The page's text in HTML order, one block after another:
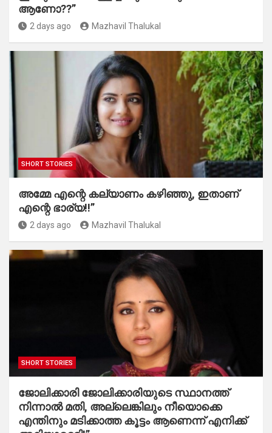
ആണോ??”
2 days ago Mazhavil Thalukal
SHORT STORIES
അമ്മേ എന്റെ കല്യാണം കഴിഞ്ഞു, ഇതാണ്
എന്റെ ഭാര്യ!!”
2 days ago Mazhavil Thalukal
SHORT STORIES
ജോലിക്കാരി ജോലിക്കാരിയുടെ സ്ഥാനത്ത്
നിന്നാൽ മതി, അല്ലെങ്കിലും നീയൊക്കെ
എന്തിനും മടിക്കാത്ത കൂട്ടം ആണെന്ന് എനിക്ക്